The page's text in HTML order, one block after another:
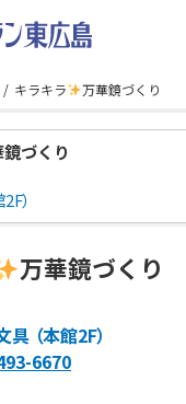
キラキラ 万華鏡づくり
づくり
）
万華鏡づくり
具 （本館2F）
6670